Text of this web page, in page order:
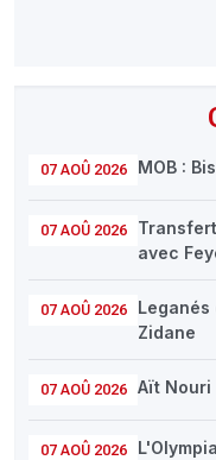
07 AOÛ 2026 MOB :
07 AOÛ 2026
avec
07 AOÛ 2026
Zidane
07 AOÛ 2026 Aït
07 AOÛ 2026